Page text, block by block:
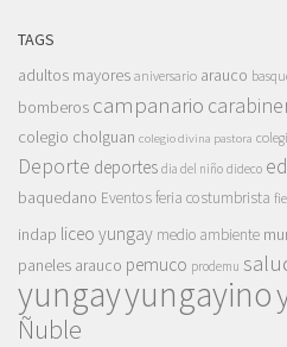
TAGS
adultos mayores aniversario arauco
bomberos campanario
colegio cholguan colegio divina pastora
Deporte deportes dia del niño dideco
baquedano Eventosferia costumbrista
indap liceo yungay medio ambiente
paneles arauco pemuco prodemu
yungayyungayino
Ñuble